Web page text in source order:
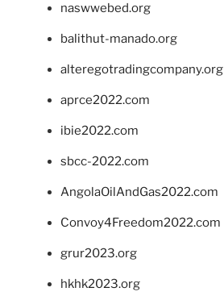
naswwebed.org
balithut-manado.org
alteregotradingcompany.org
aprce2022.com
ibie2022.com
sbcc-2022.com
AngolaOilAndGas2022.com
Convoy4Freedom2022.com
grur2023.org
hkhk2023.org